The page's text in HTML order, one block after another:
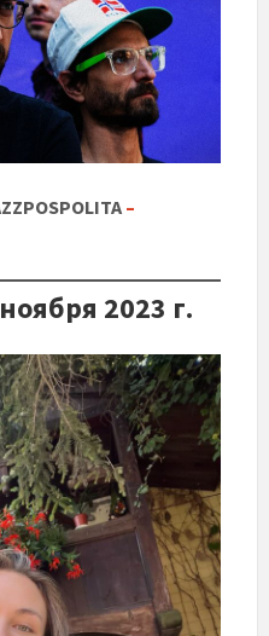
–
2023 г.